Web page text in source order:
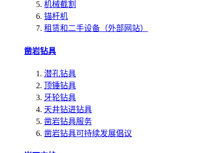
机械截割
锚杆机
租赁和二手设备（外部网站）
凿岩钻具
潜孔钻具
顶锤钻具
牙轮钻具
天井钻进钻具
凿岩钻具服务
凿岩钻具可持续发展倡议